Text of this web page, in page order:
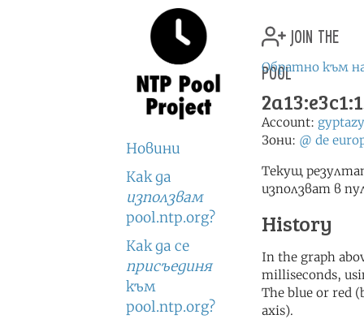
Новини
Как да
използвам
pool.ntp.org?
Как да се
присъединя
към
pool.ntp.org?
join the
pool
Обратно към
Account: gyptazy
Зони: @ de
Текущ
използват в
History
In the graph
milliseconds,
The blue or red
axis).